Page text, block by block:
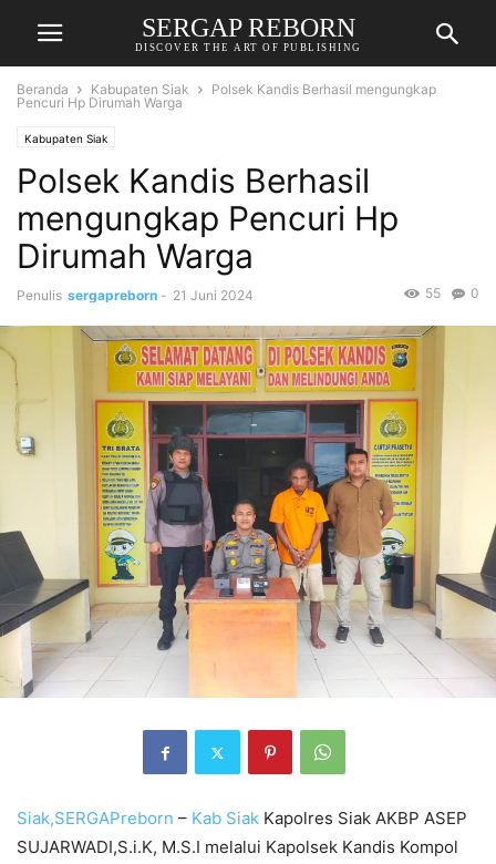
SERGAP REBORN
DISCOVER THE ART OF PUBLISHING
Beranda Kabupaten Siak
Polsek Kandis Berhasil mengungkap
Pencuri Hp Dirumah Warga
Kabupaten Siak
Polsek Kandis Berhasil
mengungkap Pencuri Hp
Dirumah Warga
Penulis sergapreborn - 21 Juni 2024 0
55
Siak,SERGAPreborn – Kab Siak Kapolres Siak AKBP ASEP
SUJARWADI,S.i.K, M.S.I melalui Kapolsek Kandis Kompol